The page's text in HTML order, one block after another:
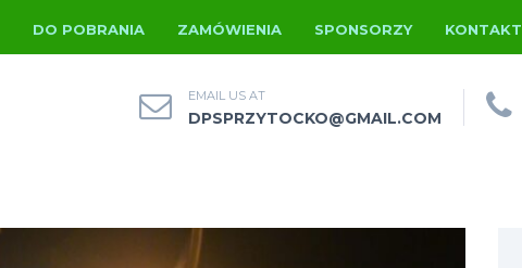
DO POBRANIA ZAMÓWIENIA SPONSORZY KONTAKT
EMAIL US AT
DPSPRZYTOCKO@GMAIL.COM